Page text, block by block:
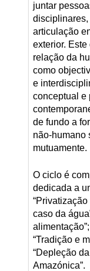
juntar
disciplinares,
articulação
exterior.
relação da
como
e
conceptual e
de fundo a
não-humano
mutuamente.
O ciclo é
dedicada a
caso da
“Tradição e
“Depleção
Amazónica”.